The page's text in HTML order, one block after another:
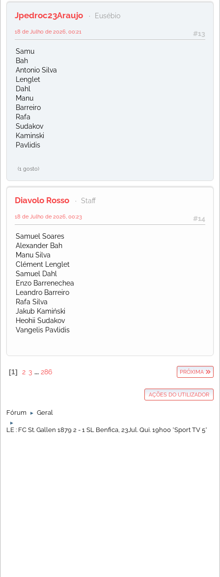
Jpedroc23Araujo Eusébio
#13
18 de Julho de 2026, 00:21
Samu
Bah
Antonio Silva
Lenglet
Dahl
Manu
Barreiro
Rafa
Sudakov
Kaminski
Pavlidis
(1 gosto)
Diavolo Rosso Staff
#14
18 de Julho de 2026, 00:23
Samuel Soares
Alexander Bah
Manu Silva
Clément Lenglet
Samuel Dahl
Enzo Barrenechea
Leandro Barreiro
Rafa Silva
Jakub Kamiński
Heohii Sudakov
Vangelis Pavlidis
1 2 3 ... 286 PRÓXIMA
AÇÕES DO UTILIZADOR
Fórum ► Geral
►
LE : FC St. Gallen 1879 2 - 1 SL Benfica, 23Jul. Qui. 19h00 *Sport TV 5*